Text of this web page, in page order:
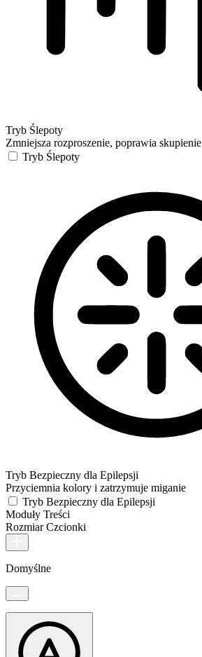
Tryb Ślepoty
Zmniejsza rozproszenie, poprawia skupienie
Tryb Ślepoty
Tryb Bezpieczny dla Epilepsji
Przyciemnia kolory i zatrzymuje miganie
Tryb Bezpieczny dla Epilepsji
Moduły Treści
Rozmiar Czcionki
Domyślne